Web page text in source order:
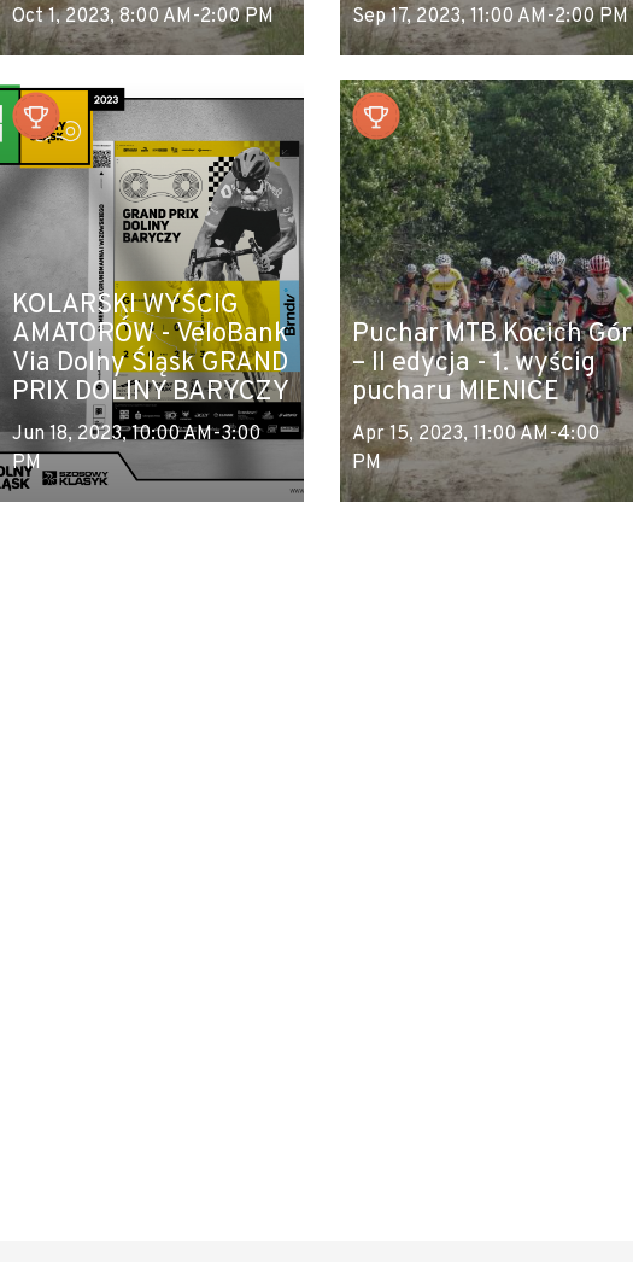
Oct 1, 2023, 8:00 AM-2:00 PM Sep 17, 2023, 11:00 AM-2:00 PM
KOLARSKI WYŚCIG
AMATORÓW - VeloBank
Via Dolny Śląsk GRAND
PRIX DOLINY BARYCZY
Jun 18, 2023, 10:00 AM-3:00
PM
Puchar MTB Kocich Gór
– II edycja - 1. wyścig
pucharu MIENICE
Apr 15, 2023, 11:00 AM-4:00
PM